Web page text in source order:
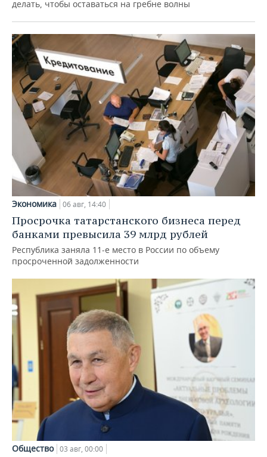
делать, чтобы оставаться на гребне волны
Экономика 06 авг, 14:40
Просрочка татарстанского бизнеса перед
банками превысила 39 млрд рублей
Республика заняла 11-е место в России по объему
просроченной задолженности
Общество 03 авг, 00:00